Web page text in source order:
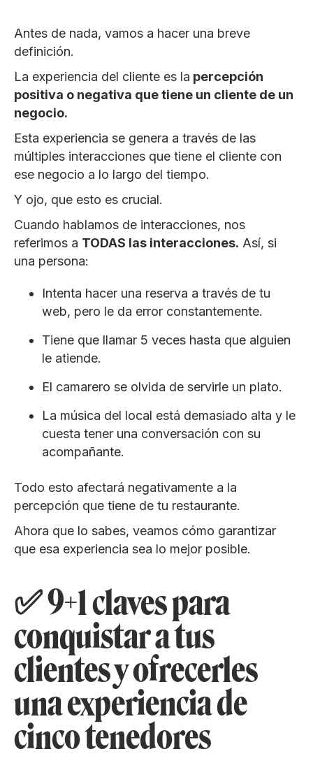
Antes de nada, vamos a hacer una breve
definición.
La experiencia del cliente es la percepción
positiva o negativa que tiene un cliente de un
negocio.
Esta experiencia se genera a través de las
múltiples interacciones que tiene el cliente con
ese negocio a lo largo del tiempo.
Y ojo, que esto es crucial.
Cuando hablamos de interacciones, nos
referimos a TODAS las interacciones. Así, si
una persona:
Intenta hacer una reserva a través de tu
web, pero le da error constantemente.
Tiene que llamar 5 veces hasta que alguien
le atiende.
El camarero se olvida de servirle un plato.
La música del local está demasiado alta y le
cuesta tener una conversación con su
acompañante.
Todo esto afectará negativamente a la
percepción que tiene de tu restaurante.
Ahora que lo sabes, veamos cómo garantizar
que esa experiencia sea lo mejor posible.
✅ 9+1 claves para
conquistar a tus
clientes y ofrecerles
una experiencia de
cinco tenedores